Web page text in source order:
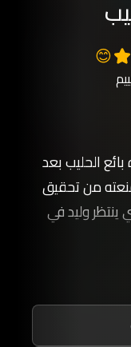
😊
الحليب بعد
من تحقيق
ينتظر وليد في